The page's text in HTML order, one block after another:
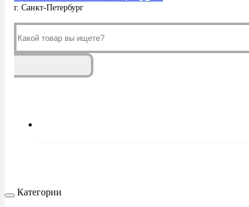
г. Санкт-Петербург
Категории